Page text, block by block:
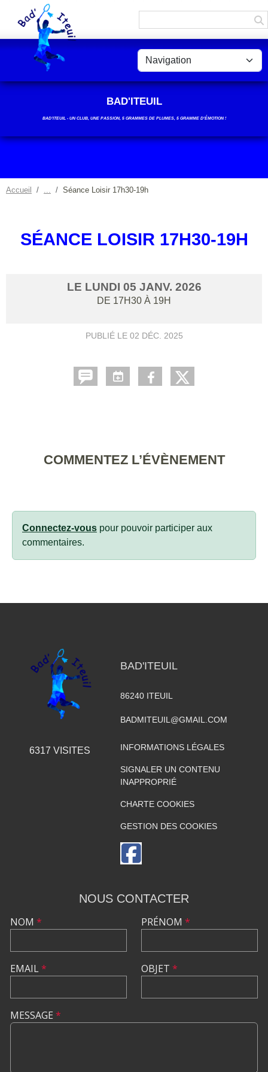
BAD'ITEUIL
BAD’ITEUIL - UN CLUB, UNE PASSION, 5 GRAMMES DE PLUMES, 5 GRAMME D'ÉMOTION !
Accueil Séance Loisir 17h30-19h
SÉANCE LOISIR 17H30-19H
LE LUNDI 05 JANV. 2026
DE 17H30 À 19H
PUBLIÉ LE 02 DÉC. 2025
COMMENTEZ L’ÉVÈNEMENT
Connectez-vous pour pouvoir participer aux
commentaires.
6317 VISITES
BAD'ITEUIL
86240 ITEUIL
BADMITEUIL@GMAIL.COM
INFORMATIONS LÉGALES
SIGNALER UN CONTENU
INAPPROPRIÉ
CHARTE COOKIES
GESTION DES COOKIES
NOUS CONTACTER
NOM *
EMAIL*
PRÉNOM *
OBJET *
MESSAGE *
Panneau de gestion des cookies